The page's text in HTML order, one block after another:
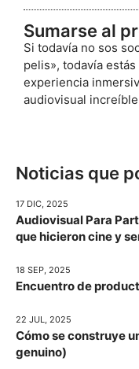
Sumarse al
Si todavía no sos
pelis», todavía
experiencia
audiovisual
Noticias que
17 DIC, 2025
Audiovisual Para
que hicieron cine y
18 SEP, 2025
Encuentro de
22 JUL, 2025
Cómo se construye
genuino)